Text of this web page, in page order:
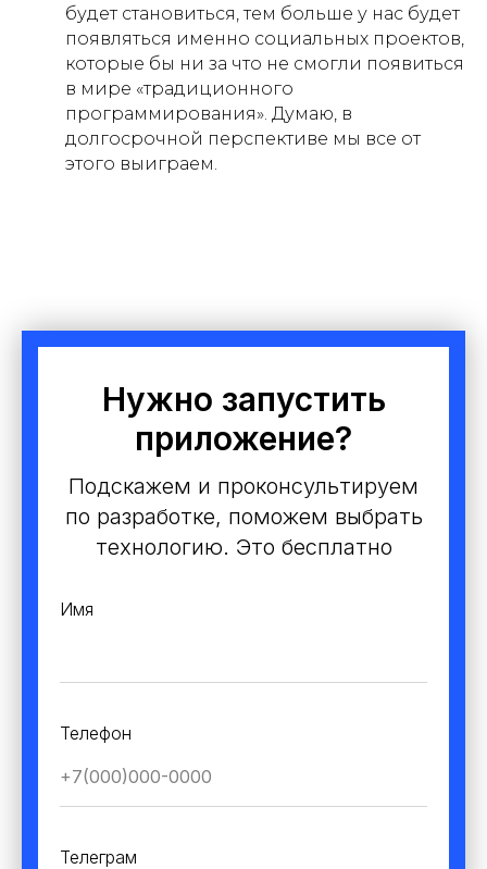
будет становиться, тем больше у нас будет
появляться именно социальных проектов,
которые бы ни за что не смогли появиться
в мире «традиционного
программирования». Думаю, в
долгосрочной перспективе мы все от
этого выиграем.
Нужно запустить
приложение?
Подскажем и проконсультируем
по разработке, поможем выбрать
технологию. Это бесплатно
Имя
Телефон
Телеграм
Услуги
Академия
FlutterFlow разработчик
AI разработчик
Политика конфиденциальности
Согласие на обработку персональных
@ 2025 AppBusters. Все права защищены.